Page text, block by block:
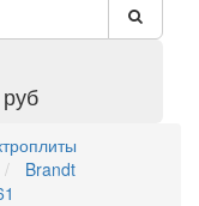
Brandt